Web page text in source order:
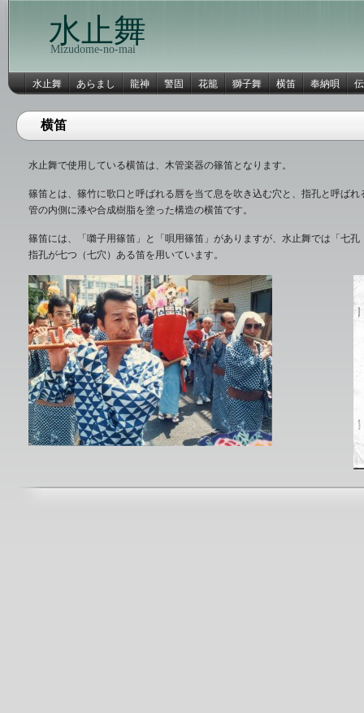
水止舞
Mizudome-no-mai
水止舞 あらまし 龍神 警固 花籠 獅子舞 横笛 奉納唄
横笛
水止舞で使用している横笛は、木管楽器の篠笛となります。
篠笛とは、篠竹に歌口と呼ばれる唇を当て息を吹き込む穴と、指孔と呼ば
管の内側に漆や合成樹脂を塗った構造の横笛です。
篠笛には、「囃子用篠笛」と「唄用篠笛」がありますが、水止舞では「七
指孔が七つ（七穴）ある笛を用いています。